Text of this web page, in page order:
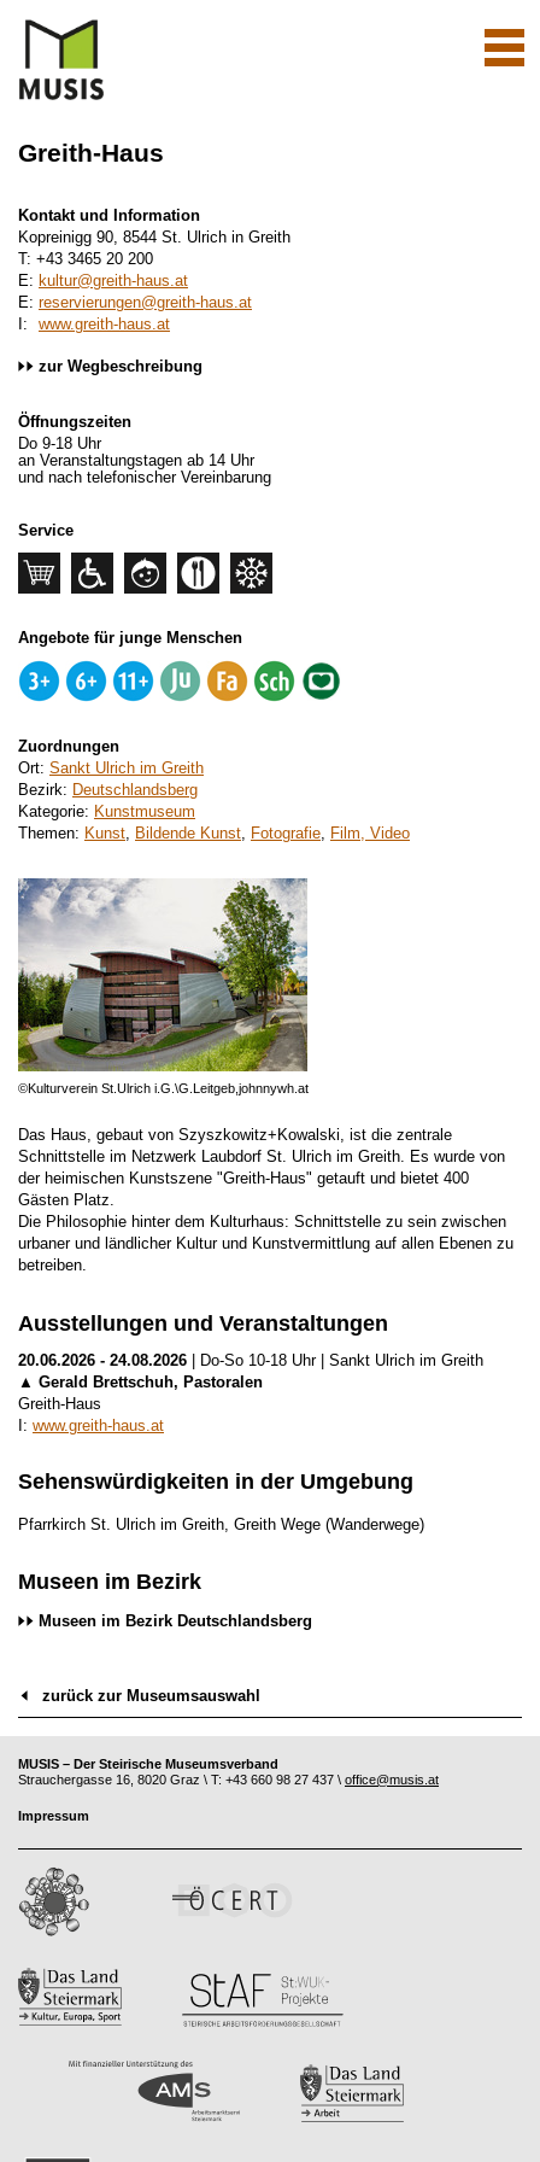
Greith-Haus
Kontakt und Information
Kopreinigg 90, 8544 St. Ulrich in Greith
T: +43 3465 20 200
E: kultur@greith-haus.at
E: reservierungen@greith-haus.at
I:
www.greith-haus.at
zur Wegbeschreibung
Öffnungszeiten
Do 9-18 Uhr
an Veranstaltungstagen ab 14 Uhr
und nach telefonischer Vereinbarung
Service
Angebote für junge Menschen
Zuordnungen
Ort: Sankt Ulrich im Greith
Bezirk: Deutschlandsberg
Kategorie: Kunstmuseum
Themen: Kunst Bildende Kunst Fotografie Film, Video
©Kulturverein St.Ulrich i.G.\G.Leitgeb,johnnywh.at
Das Haus, gebaut von Szyszkowitz+Kowalski, ist die zentrale
Schnittstelle im Netzwerk Laubdorf St. Ulrich im Greith. Es wurde von
der heimischen Kunstszene "Greith-Haus" getauft und bietet 400
Gästen Platz.
Die Philosophie hinter dem Kulturhaus: Schnittstelle zu sein zwischen
urbaner und ländlicher Kultur und Kunstvermittlung auf allen Ebenen zu
betreiben.
Ausstellungen und Veranstaltungen
20.06.2026 - 24.08.2026 | Do-So 10-18 Uhr | Sankt Ulrich im Greith
▲ Gerald Brettschuh, Pastoralen
Greith-Haus
I: www.greith-haus.at
Sehenswürdigkeiten in der Umgebung
Pfarrkirch St. Ulrich im Greith, Greith Wege (Wanderwege)
Museen im Bezirk
Museen im Bezirk Deutschlandsberg
zurück zur Museumsauswahl
MUSIS – Der Steirische Museumsverband
Strauchergasse 16, 8020 Graz \ T: +43 660 98 27 437 \ office@musis.at
Impressum